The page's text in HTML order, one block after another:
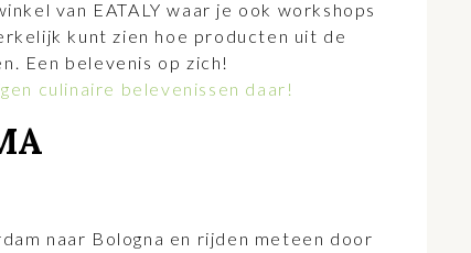
van EATALY waar je ook workshops
kunt zien hoe producten uit de
Een belevenis op zich!
culinaire belevenissen daar!
naar Bologna en rijden meteen door